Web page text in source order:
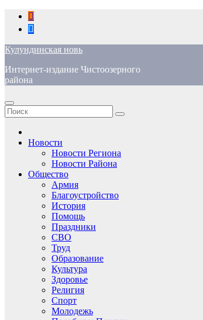
Перейти
содержимому
Кулундинская новь
Интернет-издание Чистоозерного
района
Новости
Новости Региона
Новости Района
Общество
Армия
Благоустройство
История
Помощь
Праздники
СВО
Труд
Образование
Культура
Здоровье
Религия
Спорт
Молодежь